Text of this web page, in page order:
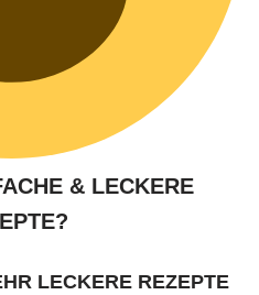
& LECKERE
LECKERE REZEPTE